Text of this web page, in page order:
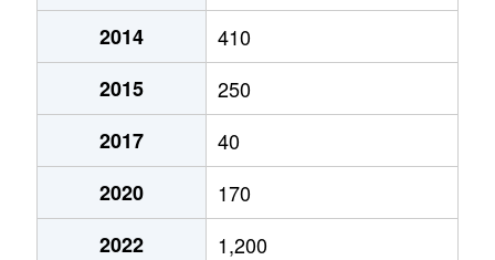
2014
410
2015
250
2017
40
2020
170
2022
1,200